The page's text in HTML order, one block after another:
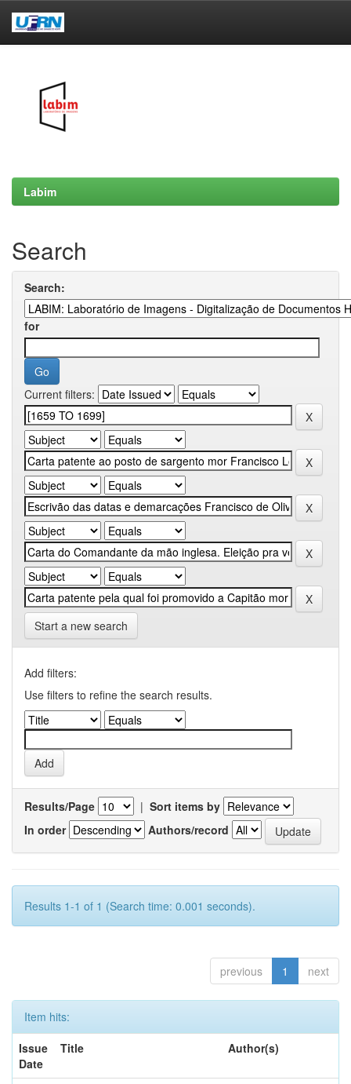
Labim
Search
Search:
for
Current filters:
Start a new search
Add filters:
Use filters to refine the search results.
Results/Page | Sort items by
In order
Authors/record
Results 1-1 of 1 (Search time: 0.001 seconds).
previous 1 next
Item hits:
Issue
Date
Title Author(s)